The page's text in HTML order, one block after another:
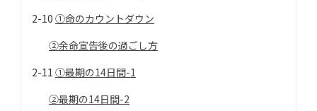
2-10 ①命のカウントダウン
②余命宣告後の過ごし方
2-11 ①最期の14日間-1
②最期の14日間-2